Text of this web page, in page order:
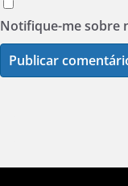
Notifique-me sobre